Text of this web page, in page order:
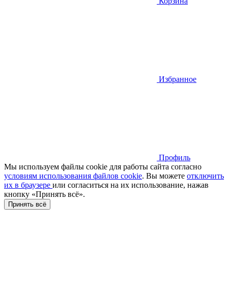
Избранное
Профиль
Мы используем файлы cookie для работы сайта согласно
условиям использования файлов cookie. Вы можете отключить
их в браузере или cогласиться на их использование, нажав
кнопку «Принять всё».
Принять всё